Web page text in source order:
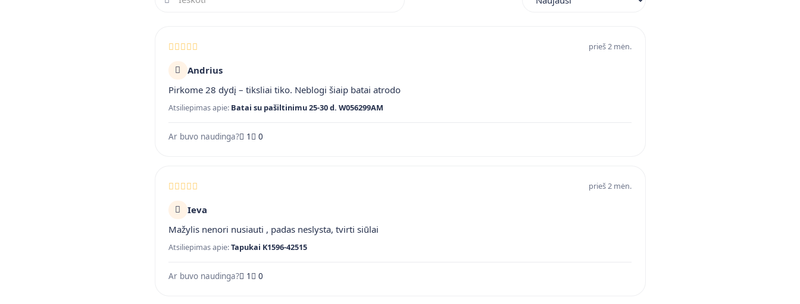
prieš 2 mėn.
Andrius
Pirkome 28 dydį – tiksliai tiko. Neblogi šiaip batai atrodo
Atsiliepimas apie: Batai su pašiltinimu 25-30 d. W056299AM
Ar buvo naudinga? 1 0
prieš 2 mėn.
Ieva
Mažylis nenori nusiauti , padas neslysta, tvirti siūlai
Atsiliepimas apie:Tapukai K1596-42515
Ar buvo naudinga? 1 0